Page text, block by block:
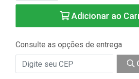
Adicionar ao
Consulte as opções de entrega